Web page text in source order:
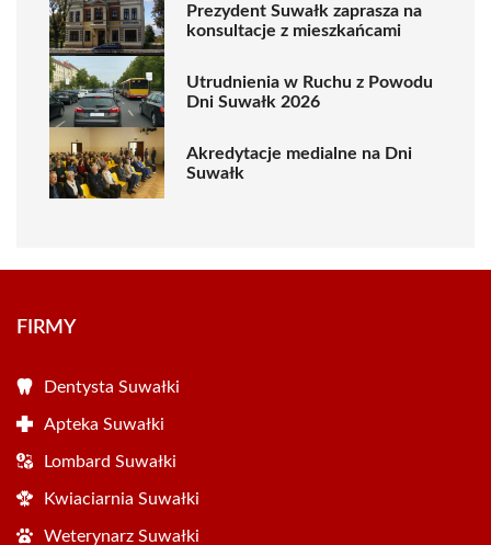
Prezydent Suwałk zaprasza na
konsultacje z mieszkańcami
Utrudnienia w Ruchu z Powodu
Dni Suwałk 2026
Akredytacje medialne na Dni
Suwałk
FIRMY
Dentysta Suwałki
Apteka Suwałki
Lombard Suwałki
Kwiaciarnia Suwałki
Weterynarz Suwałki